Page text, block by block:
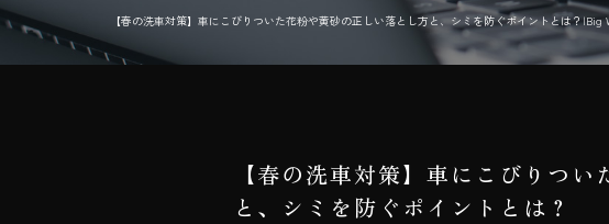
【春の洗車対策】車にこびりついた花粉や黄砂の正しい落とし方と、シミを防ぐポイントとは？|Big
【春の洗車対策】車にこびりつ
と、シミを防ぐポイントとは？